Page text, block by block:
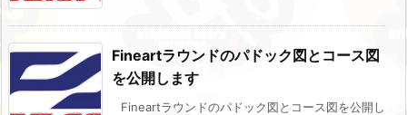
Fineartラウンドのパドック図とコース図
を公開します
Fineartラウンドのパドック図とコース図を公開し